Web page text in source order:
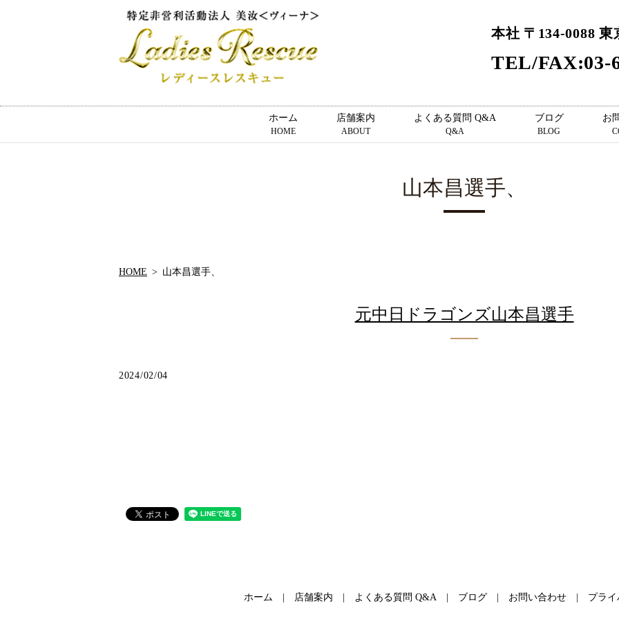
本社 〒134-0088
TEL/FAX:03-
ホーム
HOME
店舗案内
ABOUT
よくある質問 Q&A
Q&A
ブログ
BLOG
お
山本昌選手、
HOME 山本昌選手、
元中日ドラゴンズ山本昌選手
2024/02/04
ホーム 店舗案内 よくある質問 Q&A ブログ お問い合わせ プラ